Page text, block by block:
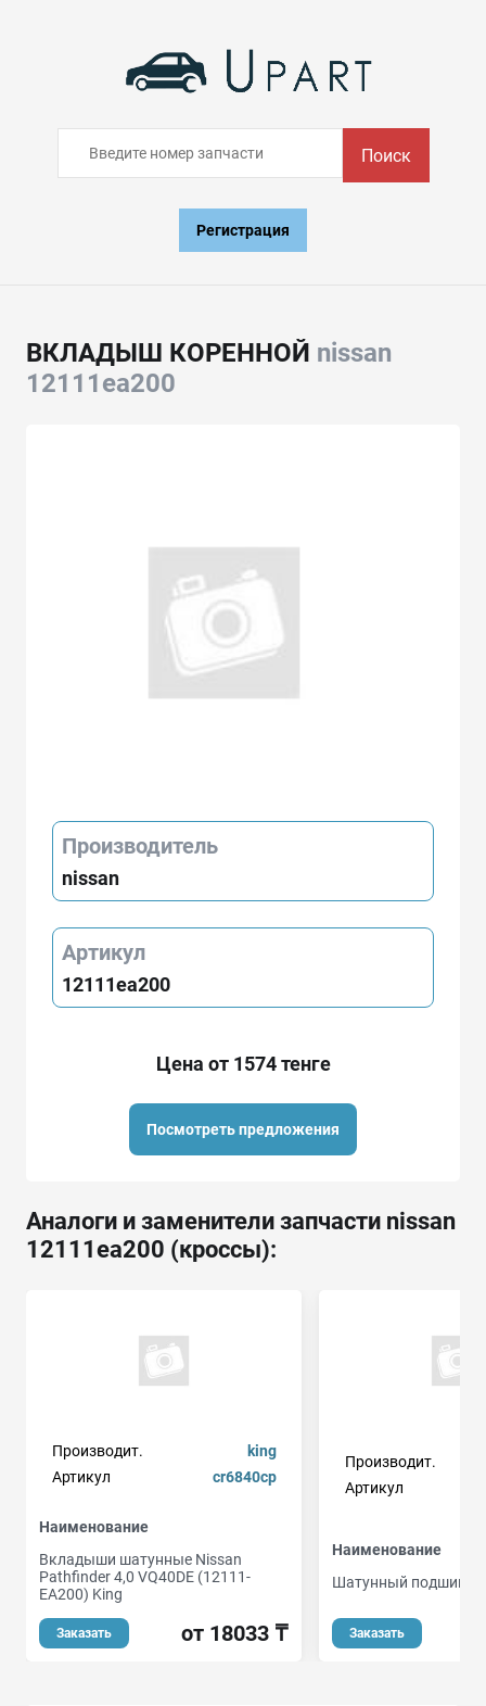
Поиск
Регистрация
ВКЛАДЫШ КОРЕННОЙ nissan
12111ea200
Производитель
nissan
Артикул
12111ea200
Цена от 1574 тенге
Посмотреть предложения
Аналоги и заменители запчасти nissan
12111ea200 (кроссы):
Производит.
king
Артикул
cr6840cp
Наименование
Вкладыши шатунные Nissan
Pathfinder 4,0 VQ40DE (12111-
EA200) King
Заказать от 18033 ₸
Производит.
Артикул
Наименование
Шатунный
Заказать